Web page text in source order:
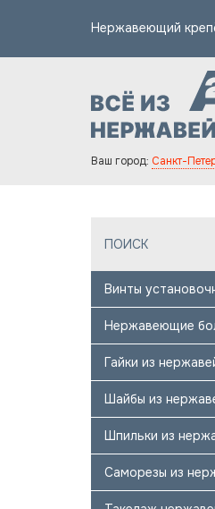
Нержавеющий
Ваш город: Санкт-
Винты
Нержавеющие
Гайки из
Шайбы из
Шпильки из
Саморезы из
качества